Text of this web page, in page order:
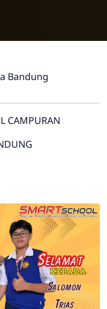
Bandung
CAMPURAN